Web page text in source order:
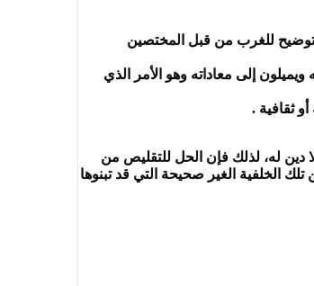
توضيح للغرب من قبل المختصين
إلى معاداته وهو الأمر الذي
دين له، لذلك فإن الحل للتقليص من
الخلفية الغير صحيحة التي قد تبنوها